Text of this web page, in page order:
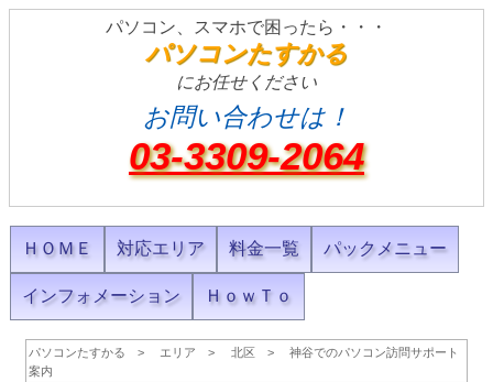
パソコン、スマホで困ったら・・・
パソコンたすかる
にお任せください
お問い合わせは！
03-3309-2064
ＨＯＭＥ 対応エリア 料金一覧 パックメニュー
インフォメーション ＨｏｗＴｏ
パソコンたすかる エリア 北区
神谷でのパソコン訪問サポート
案内